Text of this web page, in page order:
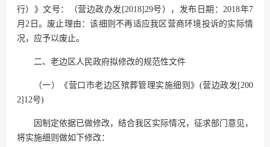
行）》文号：（营边政办发[2018]29号），发布日期：2018年7
月2日。废止理由：该细则不再适应我区营商环境投诉的实际情
况，应予以废止。
二、老边区人民政府拟修改的规范性文件
（一）《营口市老边区殡葬管理实施细则》(营边政发[200
2]12号)
因制定依据已做修改，结合我区实际情况，征求部门意见，
将实施细则做如下修改：